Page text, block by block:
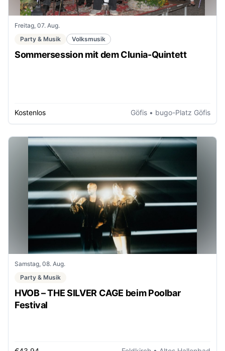
Freitag, 07. Aug.
Party & Musik
Volksmusik
Sommersession mit dem Clunia-Quintett
Kostenlos Göfis • bugo-Platz Göfis
Samstag, 08. Aug.
Party & Musik
HVOB – THE SILVER CAGE beim Poolbar
Festival